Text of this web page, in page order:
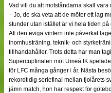
Vad vill du att motståndarna skall
– Jo, de ska veta att de möter ett lag
stunder utan istället är vi hela tiden
Att den eviga vintern inte påverkat
inomhusträning, teknik- och
tillhandahåller. Trots detta har man
Supercupfinalen mot Umeå IK
för LFC många gånger i år. Nästa
rekordtidig seriefinal mellan fjolårets
jämn match, hon har respekt för